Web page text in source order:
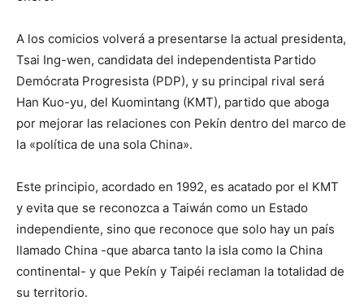
A los comicios volverá a presentarse la actual presidenta,
Tsai Ing-wen, candidata del independentista Partido
Demócrata Progresista (PDP), y su principal rival será
Han Kuo-yu, del Kuomintang (KMT), partido que aboga
por mejorar las relaciones con Pekín dentro del marco de
la «política de una sola China».
Este principio, acordado en 1992, es acatado por el KMT
y evita que se reconozca a Taiwán como un Estado
independiente, sino que reconoce que solo hay un país
llamado China -que abarca tanto la isla como la China
continental- y que Pekín y Taipéi reclaman la totalidad de
su territorio.